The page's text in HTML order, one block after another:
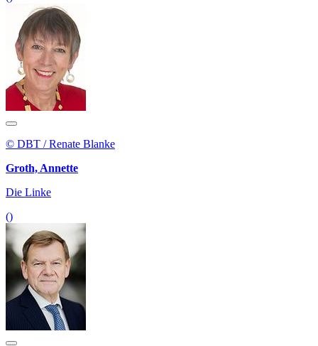
© DBT / Renate Blanke
Groth, Annette
Die Linke
()